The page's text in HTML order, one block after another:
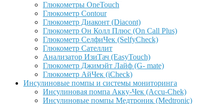
Глюкометры OneTouch
Глюкометр Contour
Глюкометр Диаконт (Diacont)
Глюкометр Он Колл Плюс (On Call Plus)
Глюкометр СелфиЧек (SelfyCheck)
Глюкометр Сателлит
Анализатор ИзиТач (EasyTouch)
Глюкометр Джимэйт Лайф (G- mate)
Глюкометр АйЧек (iCheck)
Инсулиновые помпы и системы мониторинга
Инсулиновая помпа Акку-Чек (Accu-Chek)
Инсулиновые помпы Медтроник (Medtronic)